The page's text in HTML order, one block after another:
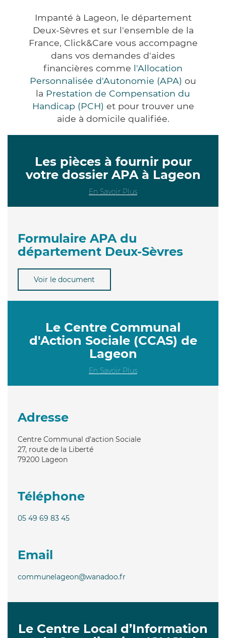
Impanté à Lageon, le département
Deux-Sèvres et sur l'ensemble de la
France, Click&Care vous accompagne
dans vos demandes d'aides
financières comme l'Allocation
Personnalisée d'Autonomie (APA) ou
la Prestation de Compensation du
Handicap (PCH) et pour trouver une
aide à domicile qualifiée.
Les pièces à fournir pour
votre dossier APA à Lageon
En Savoir Plus
Formulaire APA du
département Deux-Sèvres
Voir le document
Le Centre Communal
d'Action Sociale (CCAS) de
Lageon
En Savoir Plus
Adresse
Centre Communal d'action Sociale
27, route de la Liberté
79200 Lageon
Téléphone
05 49 69 83 45
Email
communelageon@wanadoo.fr
Le Centre Local d’Information